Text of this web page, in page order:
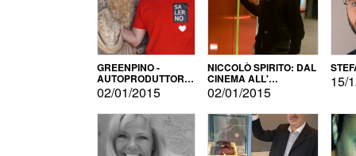
GREENPINO -
AUTOPRODUTTORE
PER AMORE
02/01/2015
NICCOLÒ SPIRITO: DAL
CINEMA ALL'
AUTOPRODUZIONE
02/01/2015
15/